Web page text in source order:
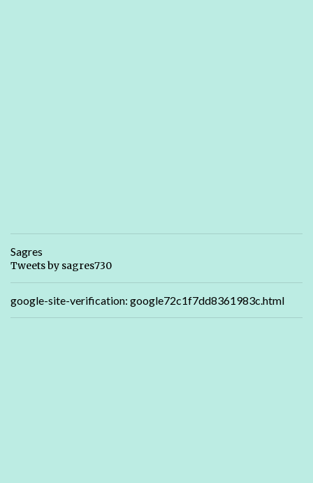
Sagres
Tweets by sagres730
google-site-verification: google72c1f7dd8361983c.html